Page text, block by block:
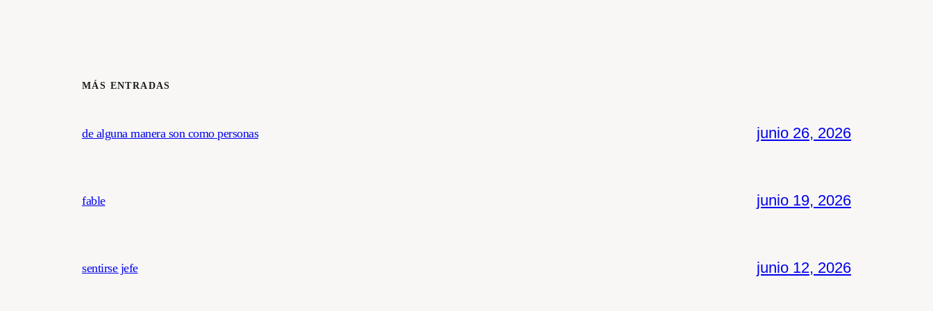
MÁS ENTRADAS
de alguna manera son como personas junio 26, 2026
fable junio 19, 2026
sentirse jefe junio 12, 2026